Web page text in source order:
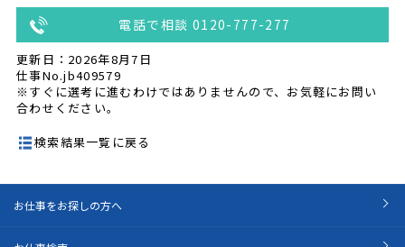
電話で相談 0120-777-277
更新日：2026年8月7日
仕事No.jb409579
※すぐに選考に進むわけではありませんので、お気軽にお問い
合わせください。
検索結果一覧に戻る
お仕事をお探しの方へ